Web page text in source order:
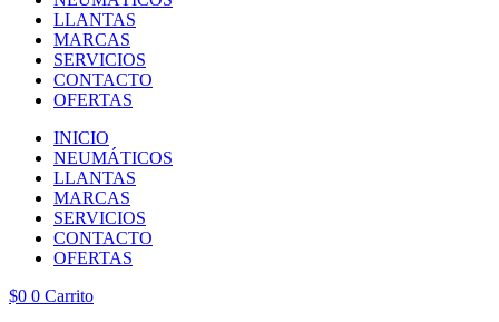
LLANTAS
MARCAS
SERVICIOS
CONTACTO
OFERTAS
INICIO
NEUMÁTICOS
LLANTAS
MARCAS
SERVICIOS
CONTACTO
OFERTAS
$0 0 Carrito